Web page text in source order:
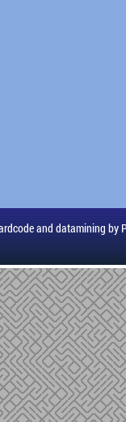
and datamining by